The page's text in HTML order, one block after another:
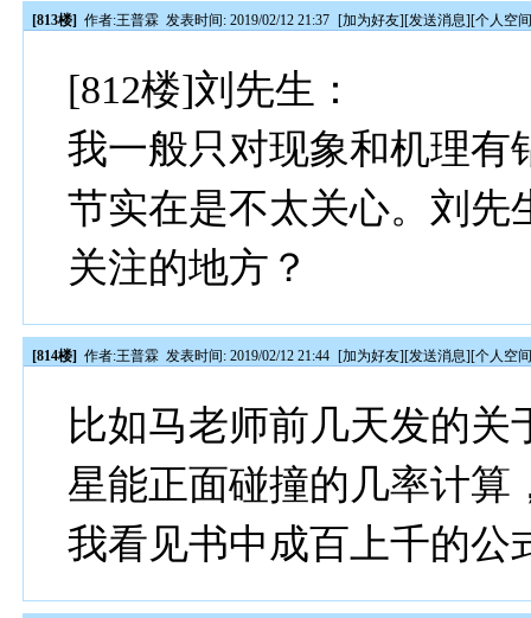
[813楼] 作者:王普霖 发表时间: 2019/02/12 21:37 [加为好友][发送消息][个人空
[812楼]刘先生：
我一般只对现象和机理有
节实在是不太关心。刘先
关注的地方？
[814楼] 作者:王普霖 发表时间: 2019/02/12 21:44 [加为好友][发送消息][个人空
比如马老师前几天发的
星能正面碰撞的几率计算
我看见书中成百上千的公